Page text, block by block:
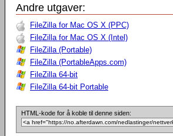
Andre utgaver:
FileZilla for Mac OS X (PPC)
FileZilla for Mac OS X (Intel)
FileZilla (Portable)
FileZilla (PortableApps.com)
FileZilla 64-bit
FileZilla 64-bit Portable
HTML-kode for å koble til denne siden: